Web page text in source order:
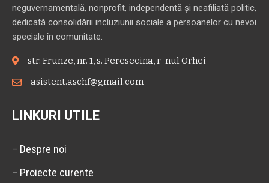
neguvernamentală, nonprofit, independentă și neafiliată politic,
dedicată consolidării incluziunii sociale a persoanelor cu nevoi
speciale în comunitate.
str. Frunze, nr. 1, s. Peresecina, r-nul Orhei
asistent.aschf@gmail.com
LINKURI UTILE
– Despre noi
– Proiecte curente